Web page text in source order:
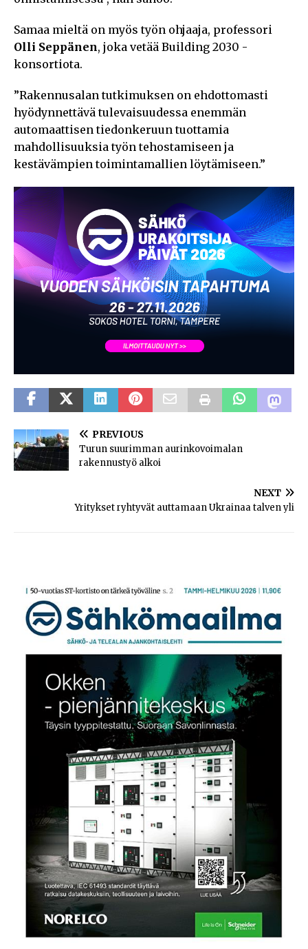
Samaa mieltä on myös työn ohjaaja, professori
Olli Seppänen, joka vetää Building 2030 -
konsortiota.
”Rakennusalan tutkimuksen on ehdottomasti
hyödynnettävä tulevaisuudessa enemmän
automaattisen tiedonkeruun tuottamia
mahdollisuuksia työn tehostamiseen ja
kestävämpien toimintamallien löytämiseen.”
PREVIOUS
Turun suurimman aurinkovoimalan
rakennustyö alkoi
NEXT
Yritykset ryhtyvät auttamaan Ukrainaa talven yli